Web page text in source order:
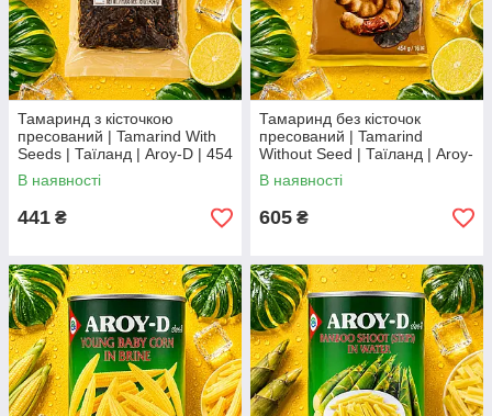
Тамаринд з кісточкою
пресований | Tamarind With
Seeds | Таїланд | Aroy-D | 454
г ХС
В наявності
441 ₴
Тамаринд без кісточок
пресований | Tamarind
Without Seed | Таїланд | Aroy-
D | 454 г XC
В наявності
605 ₴